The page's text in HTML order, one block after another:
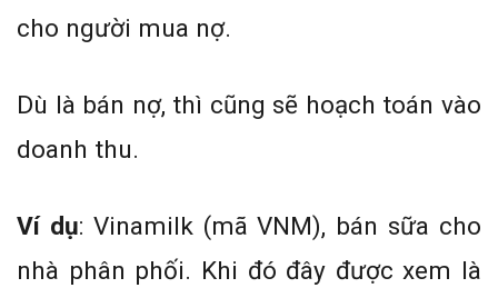
cho người mua nợ.
Dù là bán nợ, thì cũng sẽ hoạch toán vào
doanh thu.
Ví dụ: Vinamilk (mã VNM), bán sữa cho
nhà phân phối. Khi đó đây được xem là